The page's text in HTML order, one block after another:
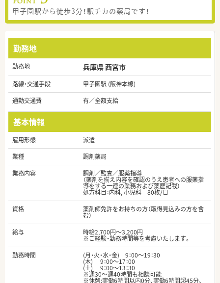
甲子園駅から徒歩3分！駅チカの薬局です！
勤務地
勤務地 兵庫県 西宮市
路線・交通手段
甲子園駅 (阪神本線)
通勤交通費
有／全額支給
基本情報
雇用形態
派遣
業種
調剤薬局
業務内容
調剤／監査／服薬指導
（薬剤を揃え内容を確認のうえ患者への服薬指
導をする一連の業務および薬歴記載）
処方科目：内科, 小児科 80枚/日
資格
薬剤師免許をお持ちの方（取得見込みの方を含
む）
給与
時給2,700円～3,200円
※ご経験・勤務時間等を考慮いたします。
勤務時間
(月・火・水・金) 9：00～19：30
(木) 9：00～17：00
(土) 9：00～13：30
※週30～週40時間も相談可能
※休憩:実働6時間以内0分、実働6時間超45分、